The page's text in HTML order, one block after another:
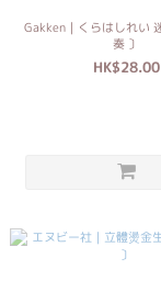
Gakken｜くらはしれい
奏 〕
HK$28.00